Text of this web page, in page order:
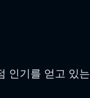
인기를 얻고 있